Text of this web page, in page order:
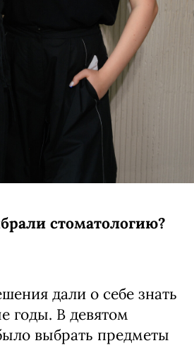
стоматологию?
дали о себе знать
годы. В девятом
выбрать предметы